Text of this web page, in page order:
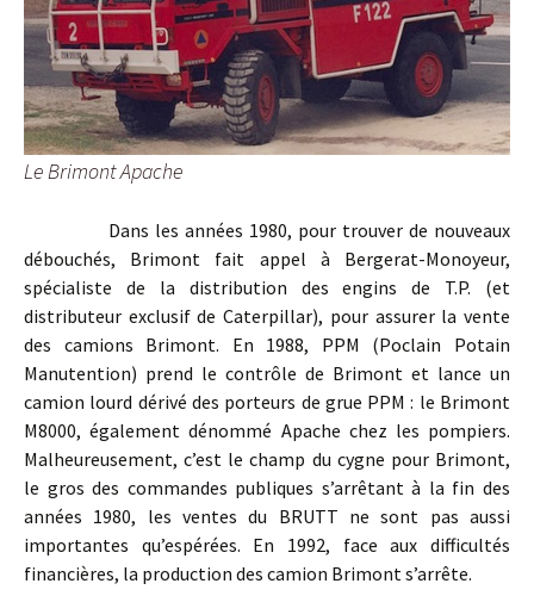
Le Brimont Apache
Dans les années 1980, pour trouver de nouveaux
débouchés, Brimont fait appel à Bergerat-Monoyeur,
spécialiste de la distribution des engins de T.P. (et
distributeur exclusif de Caterpillar), pour assurer la vente
des camions Brimont. En 1988, PPM (Poclain Potain
Manutention) prend le contrôle de Brimont et lance un
camion lourd dérivé des porteurs de grue PPM : le Brimont
M8000, également dénommé Apache chez les pompiers.
Malheureusement, c’est le champ du cygne pour Brimont,
le gros des commandes publiques s’arrêtant à la fin des
années 1980, les ventes du BRUTT ne sont pas aussi
importantes qu’espérées. En 1992, face aux difficultés
financières, la production des camion Brimont s’arrête.